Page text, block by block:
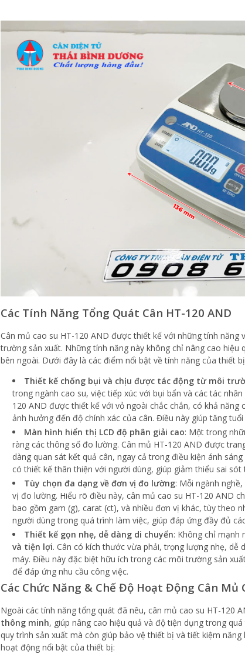
Các Tính Năng Tổng Quát Cân HT-120 AND
Cân mủ cao su HT-120 AND được thiết kế với những tính năng
trường sản xuất. Những tính năng này không chỉ nâng cao
bên ngoài. Dưới đây là các điểm nổi bật về tính năng của thiết
Thiết kế chống bụi và chịu được tác động từ môi
trong ngành cao su, việc tiếp xúc với bụi bẩn và các tác
120 AND được thiết kế với vỏ ngoài chắc chắn, có khả
ảnh hưởng đến độ chính xác của cân. Điều này giúp tăng
Màn hình hiển thị LCD độ phân giải cao: Một trong
ràng các thông số đo lường. Cân mủ HT-120 AND được
dàng quan sát kết quả cân, ngay cả trong điều kiện ánh
có thiết kế thân thiện với người dùng, giúp giảm thiểu sai sót
Tùy chọn đa dạng về đơn vị đo lường: Mỗi ngành
vị đo lường. Hiểu rõ điều này, cân mủ cao su HT-120 AND
bao gồm gam (g), carat (ct), và nhiều đơn vị khác, tùy theo
người dùng trong quá trình làm việc, giúp đáp ứng đầy đủ
Thiết kế gọn nhẹ, dễ dàng di chuyển: Không chỉ mạnh
và tiện lợi. Cân có kích thước vừa phải, trọng lượng nhẹ, dễ
máy. Điều này đặc biệt hữu ích trong các môi trường sản
để đáp ứng nhu cầu công việc.
Các Chức Năng & Chế Độ Hoạt Động Cân Mủ
Ngoài các tính năng tổng quát đã nêu, cân mủ cao su HT-120
thông minh, giúp nâng cao hiệu quả và độ tiện dụng trong
quy trình sản xuất mà còn giúp bảo vệ thiết bị và tiết kiệm
hoạt động nổi bật của thiết bị: